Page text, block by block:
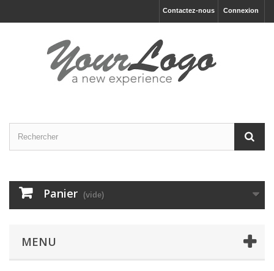
Connexion
Contactez-nous
Panier (vide)
MENU